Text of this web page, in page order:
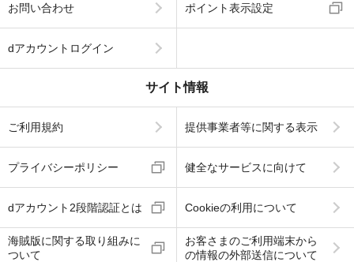
お問い合わせ ポイント表示設定
dアカウントログイン
サイト情報
ご利用規約 提供事業者等に関する表示
プライバシーポリシー 健全なサービスに向けて
dアカウント2段階認証とは Cookieの利用について
海賊版に関する取り組みに
ついて
お客さまのご利用端末から
の情報の外部送信について